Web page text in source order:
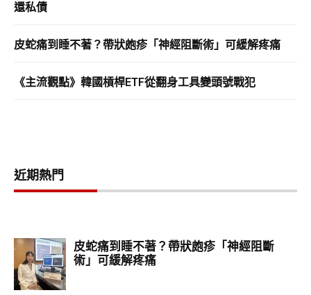
還私債
皮蛇痛到睡不著？帶狀皰疹「神經阻斷術」可緩解疼痛
《主流觀點》韓國槓桿ETF從翻身工具變頭號戰犯
近期熱門